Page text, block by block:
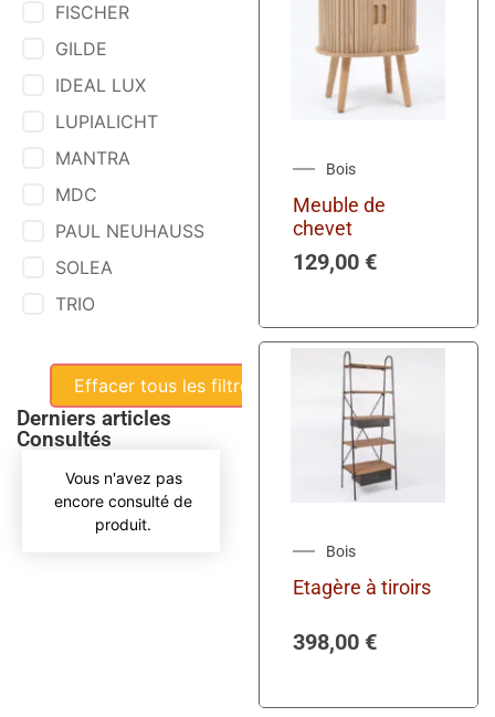
FISCHER
GILDE
IDEAL LUX
LUPIALICHT
MANTRA
MDC
PAUL NEUHAUSS
SOLEA
TRIO
Effacer tous les filtres
Derniers articles
Consultés
Vous n'avez pas
encore consulté de
produit.
Bois
Meuble de
chevet
129,00 €
Bois
Etagère à tiroirs
398,00 €